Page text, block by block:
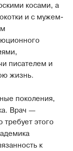
косами, а
и с мужем-
писателем и
жизнь.
поколения,
Врач —
этого
к